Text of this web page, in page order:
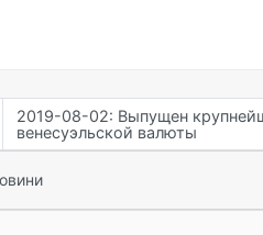
2019-08-02: Выпущен
венесуэльской валюты